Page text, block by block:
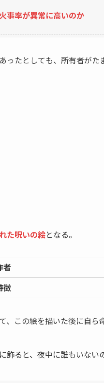
事率が異常に高いのか
ったとしても、所有者がた
た呪いの絵となる。
者
徴
この絵を描いた後に自ら
飾ると、夜中に誰もいない